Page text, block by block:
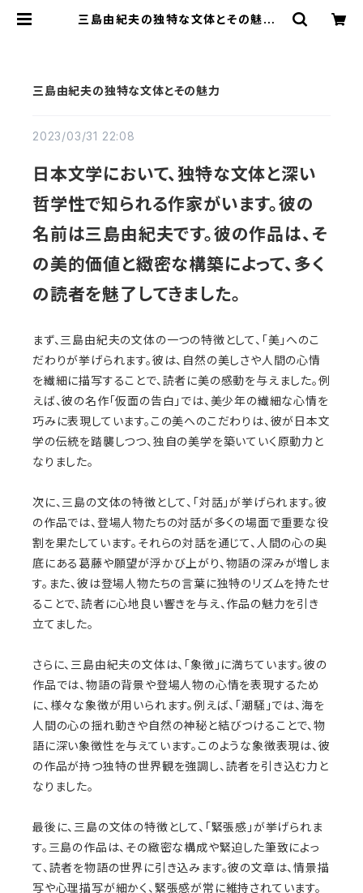
三島由紀夫の独特な文体とその魅力 |
三島由紀夫の独特な文体とその魅力
2023/03/31 22:08
日本文学において、独特な文体と深い
哲学性で知られる作家がいます。彼の
名前は三島由紀夫です。彼の作品は、そ
の美的価値と緻密な構築によって、多く
の読者を魅了してきました。
まず、三島由紀夫の文体の一つの特徴として、「美」へのこ
だわりが挙げられます。彼は、自然の美しさや人間の心情
を繊細に描写することで、読者に美の感動を与えました。例
えば、彼の名作「仮面の告白」では、美少年の繊細な心情を
巧みに表現しています。この美へのこだわりは、彼が日本文
学の伝統を踏襲しつつ、独自の美学を築いていく原動力と
なりました。
次に、三島の文体の特徴として、「対話」が挙げられます。彼
の作品では、登場人物たちの対話が多くの場面で重要な役
割を果たしています。それらの対話を通じて、人間の心の奥
底にある葛藤や願望が浮かび上がり、物語の深みが増しま
す。また、彼は登場人物たちの言葉に独特のリズムを持たせ
ることで、読者に心地良い響きを与え、作品の魅力を引き
立てました。
さらに、三島由紀夫の文体は、「象徴」に満ちています。彼の
作品では、物語の背景や登場人物の心情を表現するため
に、様々な象徴が用いられます。例えば、「潮騒」では、海を
人間の心の揺れ動きや自然の神秘と結びつけることで、物
語に深い象徴性を与えています。このような象徴表現は、彼
の作品が持つ独特の世界観を強調し、読者を引き込む力と
なりました。
最後に、三島の文体の特徴として、「緊張感」が挙げられま
す。三島の作品は、その緻密な構成や緊迫した筆致によっ
て、読者を物語の世界に引き込みます。彼の文章は、情景描
写や心理描写が細かく、緊張感が常に維持されています。